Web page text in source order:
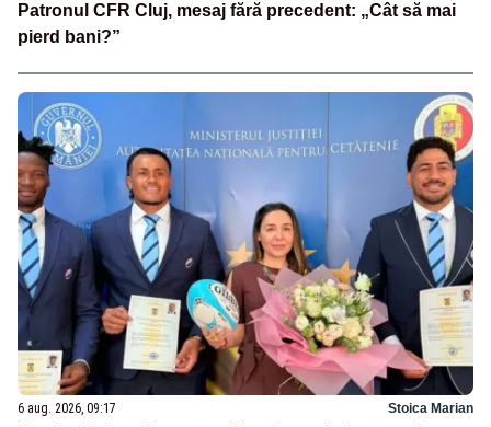
Patronul CFR Cluj, mesaj fără precedent: „Cât să mai
pierd bani?”
6 aug. 2026, 09:17 Stoica Marian